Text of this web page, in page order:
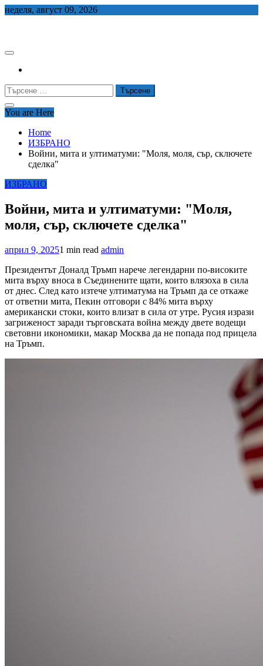
Skip
неделя, август 09, 2026
Търсене
за:
You are Here
Home
ИЗБРАНО
Войни, мита и ултиматуми: "Моля, моля, сър, сключете
сделка"
ИЗБРАНО
Войни, мита и ултиматуми: "Моля,
моля, сър, сключете сделка"
април 9, 20251 min read admin
Президентът Доналд Тръмп нарече легендарни по-високите
мита върху вноса в Съединените щати, които влязоха в сила
от днес. След като изтече ултиматума на Тръмп да се откаже
от ответни мита, Пекин отговори с 84% мита върху
американски стоки, които влизат в сила от утре. Русия изрази
загриженост заради търговската война между двете водещи
световни икономики, макар Москва да не попада под прицела
на Тръмп.